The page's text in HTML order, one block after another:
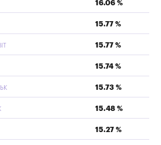
16.06 %
15.77 %
15.77 %
15.74 %
15.73 %
15.48 %
15.27 %